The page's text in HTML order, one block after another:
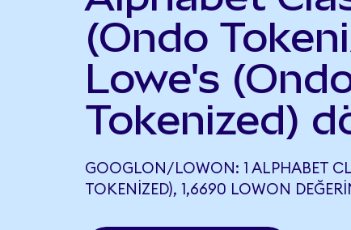
(Ondo
Lowe's
Tokenized)
GOOGLON/LOWON: 1 ALPHABET
TOKENIZED), 1,6690 LOWON